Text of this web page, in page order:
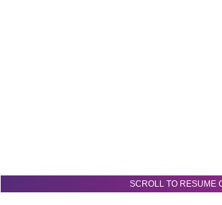
SCROLL TO RESUME